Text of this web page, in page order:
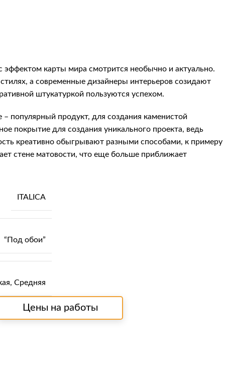
эффектом карты мира смотрится необычно и актуально.
а современные дизайнеры интерьеров созидают
штукатуркой пользуются успехом.
– популярный продукт, для создания каменистой
покрытие для создания уникального проекта, ведь
креативно обыгрывают разными способами, к примеру
стене матовости, что еще больше приближает
ITALICA
“Под обои”
, Средняя
Цены на работы